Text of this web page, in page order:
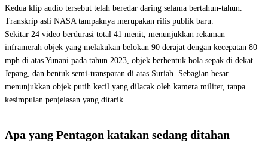
Kedua klip audio tersebut telah beredar daring selama bertahun-tahun.
Transkrip asli NASA tampaknya merupakan rilis publik baru.
Sekitar 24 video berdurasi total 41 menit, menunjukkan rekaman
inframerah objek yang melakukan belokan 90 derajat dengan kecepatan 80
mph di atas Yunani pada tahun 2023, objek berbentuk bola sepak di dekat
Jepang, dan bentuk semi-transparan di atas Suriah. Sebagian besar
menunjukkan objek putih kecil yang dilacak oleh kamera militer, tanpa
kesimpulan penjelasan yang ditarik.
Apa yang Pentagon katakan sedang ditahan